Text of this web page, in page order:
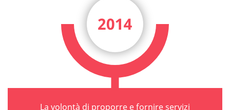
2014
La volontà di proporre e fornire servizi